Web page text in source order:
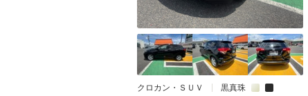
クロカン・ＳＵＶ 黒真珠